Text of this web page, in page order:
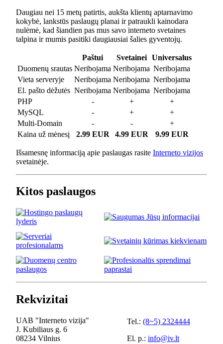
Daugiau nei 15 metų patirtis, aukšta klientų aptarnavimo
kokybė, lankstūs paslaugų planai ir patraukli kainodara
nulėmė, kad šiandien pas mus savo interneto svetaines
talpina ir mumis pasitiki daugiausiai šalies gyventojų.
Paštui Svetainei
Universalus
Duomenų srautas Neribojama Neribojama Neribojama
Vieta serveryje
Neribojama Neribojama Neribojama
El. pašto dėžutės Neribojama Neribojama Neribojama
PHP
- +
+
MySQL
- +
+
Multi-Domain
- -
+
Kaina už mėnesį
2.99 EUR 4.99 EUR 9.99 EUR
Išsamesnę informaciją apie paslaugas rasite Interneto vizijos
svetainėje.
Kitos paslaugos
Rekvizitai
UAB "Interneto vizija"
J. Kubiliaus g. 6
08234 Vilnius
Tel.: (8~5) 2324444
El. p.: info@iv.lt